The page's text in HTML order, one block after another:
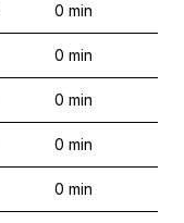
0 min
0 min
0 min
0 min
0 min